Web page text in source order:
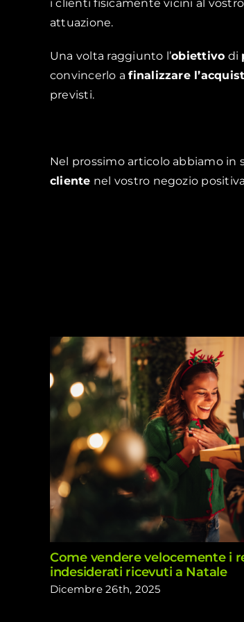
i clienti fisicamente vicini al
attuazione.
Una volta raggiunto l’obiettivo di
convincerlo afinalizzare
previsti.
Nel prossimo articolo abbiamo in
cliente nel vostro negozio
Come vendere velocemente i
indesiderati ricevuti a Natale
Dicembre 26th, 2025